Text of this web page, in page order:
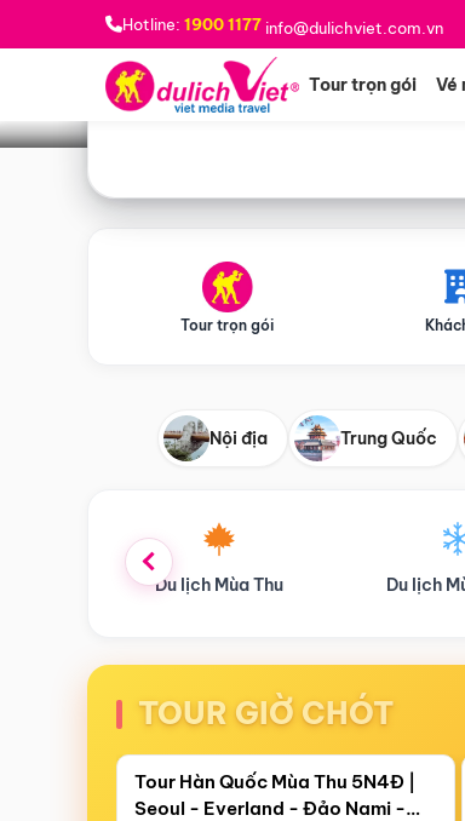
Hotline: 1900 1177 info@dulichviet.com.vn
Tour trọn gói Vé
Bạn muốn đi đâu? *
Tour trọn gói
Nội địa Trung Quốc
Du lịch Mùa Đông Combo
TOUR GIỜ CHÓT
Còn19 ngày 16:46:29
Điểm nổi bật
Tour Hàn Quốc Mùa Thu 5N4Đ |
Seoul - Everland - Đảo Nami -